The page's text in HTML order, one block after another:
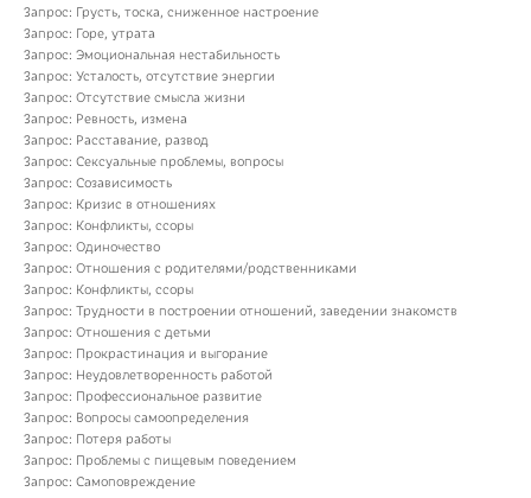
Запрос: Грусть, тоска, сниженное настроение
Запрос: Горе, утрата
Запрос: Эмоциональная нестабильность
Запрос: Усталость, отсутствие энергии
Запрос: Отсутствие смысла жизни
Запрос: Ревность, измена
Запрос: Расставание, развод
Запрос: Сексуальные проблемы, вопросы
Запрос: Созависимость
Запрос: Кризис в отношениях
Запрос: Конфликты, ссоры
Запрос: Одиночество
Запрос: Отношения с родителями/родственниками
Запрос: Конфликты, ссоры
Запрос: Трудности в построении отношений, заведении знакомств
Запрос: Отношения с детьми
Запрос: Прокрастинация и выгорание
Запрос: Неудовлетворенность работой
Запрос: Профессиональное развитие
Запрос: Вопросы самоопределения
Запрос: Потеря работы
Запрос: Проблемы с пищевым поведением
Запрос: Самоповреждение